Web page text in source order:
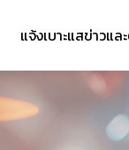
แจ้งเบาะแสข่าวแ